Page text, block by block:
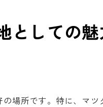
としての魅
場所です。特に、マツ